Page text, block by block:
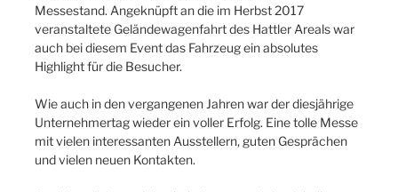
Messestand. Angeknüpft an die im Herbst 2017
veranstaltete Geländewagenfahrt des Hattler Areals war
auch bei diesem Event das Fahrzeug ein absolutes
Highlight für die Besucher.
Wie auch in den vergangenen Jahren war der diesjährige
Unternehmertag wieder ein voller Erfolg. Eine tolle Messe
mit vielen interessanten Ausstellern, guten Gesprächen
und vielen neuen Kontakten.